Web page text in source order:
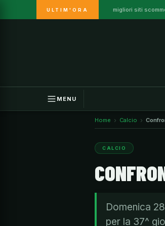
ULTIM'ORA migliori siti
MENU
Home Calcio
CALCIO
Domenica
per la 37^